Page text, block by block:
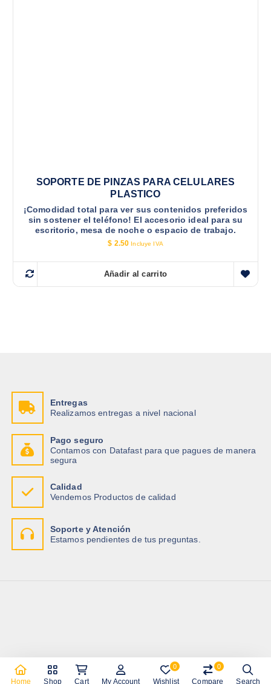
SOPORTE DE PINZAS PARA CELULARES
PLASTICO
¡Comodidad total para ver sus contenidos preferidos
sin sostener el teléfono! El accesorio ideal para su
escritorio, mesa de noche o espacio de trabajo.
$ 2.50 Incluye IVA
Añadir al carrito
Entregas
Realizamos entregas a nivel nacional
Pago seguro
Contamos con Datafast para que pagues de manera
segura
Calidad
Vendemos Productos de calidad
Soporte y Atención
Estamos pendientes de tus preguntas.
Copyright © 2026 Importadora Tecnotrade
Home Shop Cart My Account
0
Wishlist
0
Compare Search